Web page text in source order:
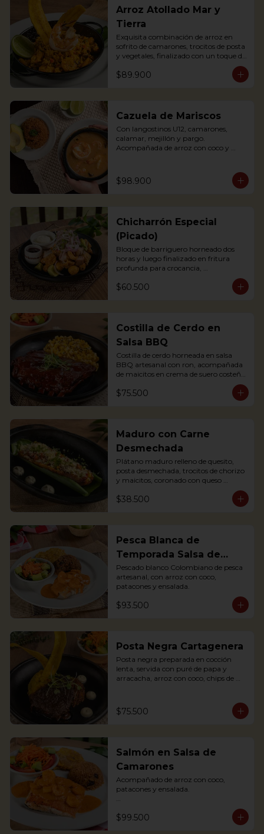
Arroz Atollado Mar y
Tierra
Exquisita combinación de arroz en
sofrito de camarones, trocitos de posta
y vegetales, finalizado con un toque de
leche de coco, cilantro y langostino a la
parrilla.
of coconut milk, coriander and grilled
prawns.
$89.900
Cazuela de Mariscos
Con langostinos U12, camarones,
calamar, mejillón y pargo.
Acompañada de arroz con coco y
Seafood soup containing Shrimp,
mussels, fish and other crustaceans.
$98.900
Chicharrón Especial
(Picado)
Bloque de barriguero horneado dos
horas y luego finalizado en fritura
profunda para crocancia,
cebolla acevichada y reducción de
crunchiness, accompanied by creole
potatoes, onion and agras reduction.
$60.500
Costilla de Cerdo en
Salsa BBQ
Costilla de cerdo horneada en salsa
BBQ artesanal con ron, acompañada
de maicitos en crema de suero costeño
Soft Ribs with rum BBQ sauce, served
$75.500
Maduro con Carne
Desmechada
Plátano maduro relleno de quesito,
posta desmechada, trocitos de chorizo
y maicitos, coronado con queso
$38.500
Pesca Blanca de
Temporada Salsa de
Camarones
Pescado blanco Colombiano de pesca
artesanal, con arroz con coco,
patacones y ensalada.
$93.500
Posta Negra Cartagenera
Posta negra preparada en cocción
lenta, servida con puré de papa y
arracacha, arroz con coco, chips de
served with mashed potatoes and
arracacha, rice with coconut, plantain
$75.500
Salmón en Salsa de
Camarones
Acompañado de arroz con coco,
patacones y ensalada.
Nota: la salsa de este plato cambió a la
de la foto, de tener crema de leche a
$99.500